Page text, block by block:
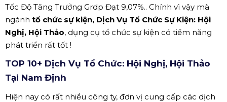
Tốc Độ Tăng Trưởng Grdp Đạt 9,07%.. Chính vì vậy mà
ngành tổ chức sự kiện, Dịch Vụ Tổ Chức Sự Kiện: Hội
Nghị, Hội Thảo, dụng cụ tổ chức sự kiện có tiềm năng
phát triển rất tốt !
TOP 10+ Dịch Vụ Tổ Chức: Hội Nghị, Hội Thảo
Tại Nam Định
Hiện nay có rất nhiều công ty, đơn vị cung cấp các dịch